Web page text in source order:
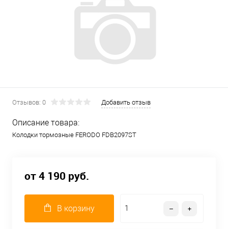
Отзывов: 0 Добавить отзыв
Описание товара:
Колодки тормозные FERODO FDB2097ST
от 4 190 руб.
В корзину